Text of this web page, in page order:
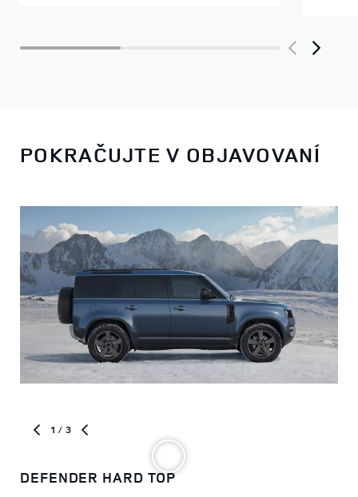
POKRAČUJTE V OBJAVOVANÍ
1 / 3
DEFENDER HARD TOP